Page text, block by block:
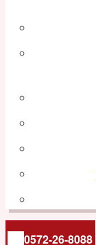
0572-26-8088